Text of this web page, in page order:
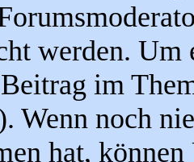
werden.
im
Wenn noch
hat,